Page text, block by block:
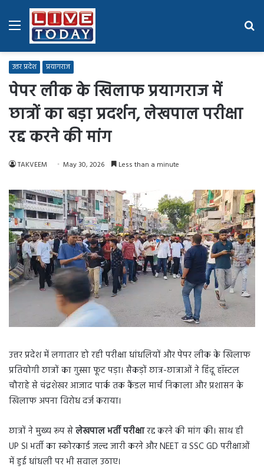
Menu
उत्तर प्रदेश प्रयागराज
पेपर लीक के खिलाफ प्रयागराज में
छात्रों का बड़ा प्रदर्शन, लेखपाल परीक्षा
रद्द करने की मांग
TAKVEEM May 30, 2026 Less than a minute
उत्तर प्रदेश में लगातार हो रही परीक्षा धांधलियों और पेपर लीक के खिलाफ
प्रतियोगी छात्रों का गुस्सा फूट पड़ा। सैकड़ों छात्र-छात्राओं ने हिंदू हॉस्टल
चौराहे से चंद्रशेखर आजाद पार्क तक कैंडल मार्च निकाला और प्रशासन के
खिलाफ अपना विरोध दर्ज कराया।
छात्रों ने मुख्य रूप सेलेखपाल भर्ती परीक्षारद्द करने की मांग की। साथ ही
UP SI भर्ती का स्कोरकार्ड जल्द जारी करने और NEET व SSC GD परीक्षाओं
में हुई धांधली पर भी सवाल उठाए।